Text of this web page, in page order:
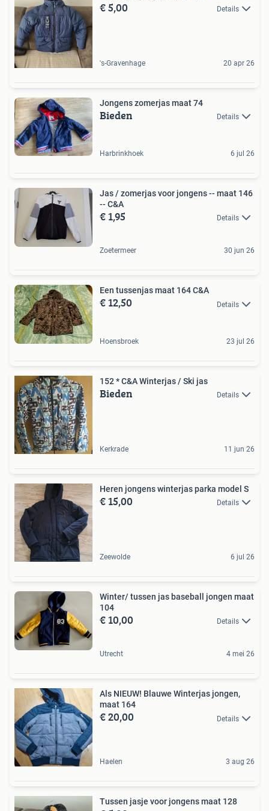
€ 5,00 Details
's-Gravenhage 20 apr 26
Jongens zomerjas maat 74
Bieden Details
Harbrinkhoek 6 jul 26
Jas / zomerjas voor jongens -- maat 146
-- C&A
€ 1,95 Details
Zoetermeer 30 jun 26
Een tussenjas maat 164 C&A
€ 12,50 Details
Hoensbroek 23 jul 26
152 * C&A Winterjas / Ski jas
Bieden Details
Kerkrade 11 jun 26
Heren jongens winterjas parka model S
€ 15,00 Details
Zeewolde 6 jul 26
Winter/ tussen jas baseball jongen maat
104
€ 10,00 Details
Utrecht 4 mei 26
Als NIEUW! Blauwe Winterjas jongen,
maat 164
€ 20,00 Details
Haelen 3 aug 26
Tussen jasje voor jongens maat 128